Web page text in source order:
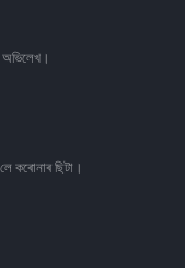
অভিলেখ।
কৰোনাৰ ছিটা।